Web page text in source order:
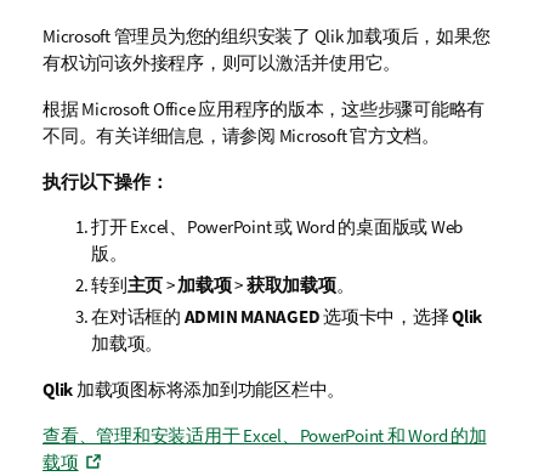
Microsoft 管理员为您的组织安装了 Qlik加载项后，如果您
有权访问该外接程序，则可以激活并使用它。
根据Microsoft Office应用程序的版本，这些步骤可能略有
不同。有关详细信息，请参阅 Microsoft 官方文档。
执行以下操作：
打开Excel、 PowerPoint或Word 的桌面版或 Web
版。
转到 主页>加载项>获取加载项。
在对话框的 ADMIN MANAGED选项卡中，选择Qlik
加载项。
Qlik 加载项图标将添加到功能区栏中。
查看、管理和安装适用于 Excel、PowerPoint 和 Word 的加
载项